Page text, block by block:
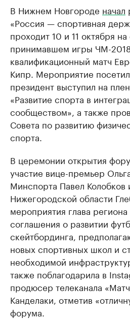
В Нижнем Новгороде начал
«Россия — спортивная
проходит 10 и 11 октября на
принимавшем игры ЧМ-
квалификационный матч
Кипр. Мероприятие
президент выступил на
«Развитие спорта в
сообществом», а также
Совета по развитию
спорта.
В церемонии открытия
участие вице-премьер
Минспорта Павел Колобков
Нижегородской области
мероприятия глава
соглашения о развитии
скейтбординга,
новых спортивных школ и
необходимой
также поблагодарила в
продюсер телеканала
Канделаки, отметив
форума.